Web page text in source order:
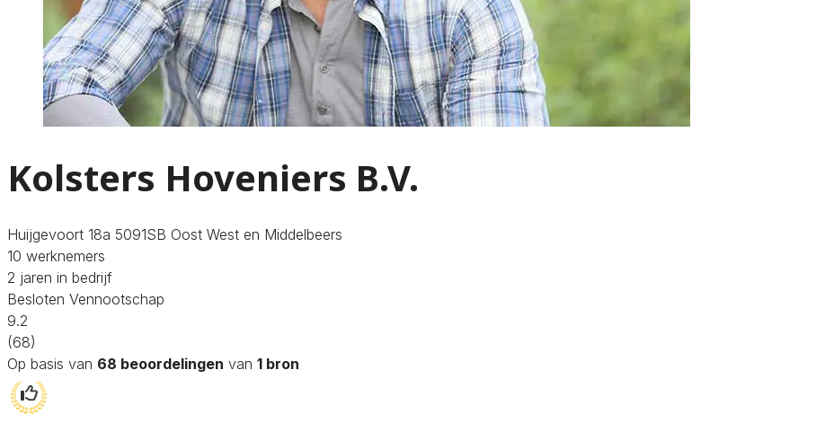
Kolsters Hoveniers B.V.
Huijgevoort 18a 5091SB Oost West en Middelbeers
10 werknemers
2 jaren in bedrijf
Besloten Vennootschap
9.2
(68)
Op basis van 68 beoordelingen van 1 bron